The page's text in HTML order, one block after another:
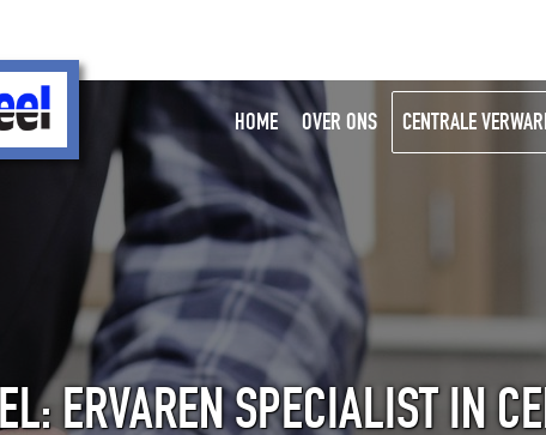
HOME OVER ONS CENTRALE
ERVAREN SPECIALIST IN